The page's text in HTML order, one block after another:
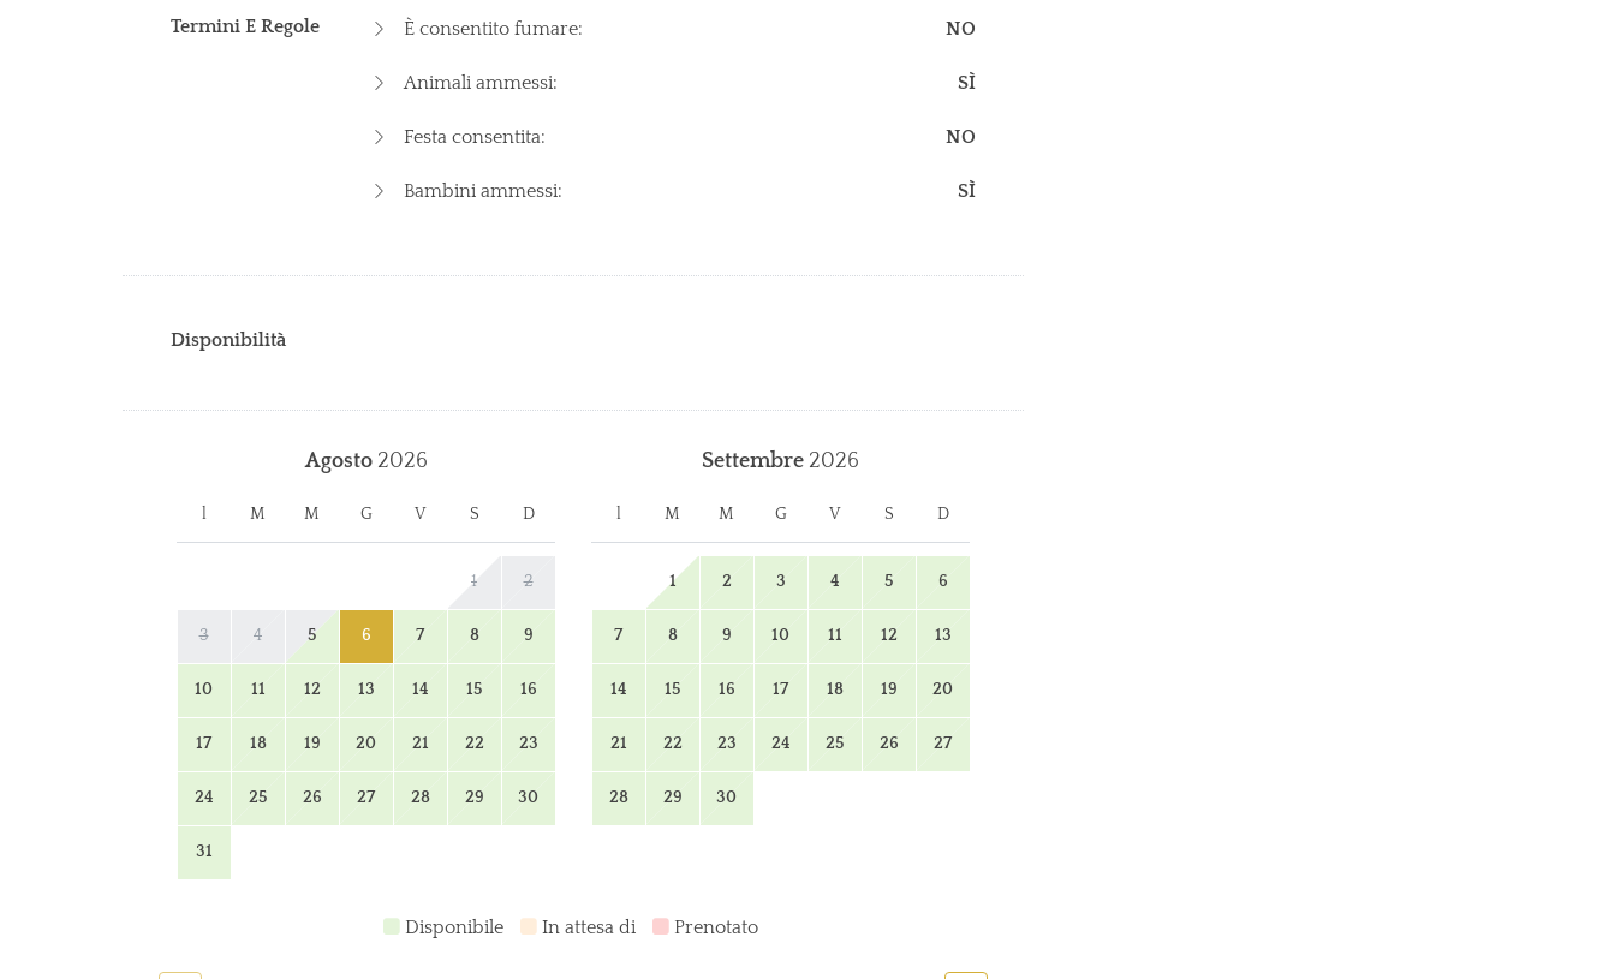
Termini E Regole È consentito fumare: NO
Animali ammessi: SÌ
Festa consentita: NO
Bambini ammessi: SÌ
Disponibilità
Agosto 2026
l M M G V S D
1 2
3 4 5 6 7 8 9
10 11 12 13 14 15 16
17 18 19 20 21 22 23
24 25 26 27 28 29 30
31
Settembre 2026
l M M G V S D
1 2 3 4 5 6
7 8 9 10 11 12 13
14 15 16 17 18 19 20
21 22 23 24 25 26 27
28 29 30
Disponibile In attesa di Prenotato